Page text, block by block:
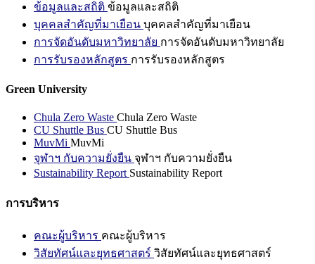
ข้อมูลและสถิติ ข้อมูลและสถิติ
บุคคลสำคัญที่มาเยือน บุคคลสำคัญที่มาเยือน
การจัดอันดับมหาวิทยาลัย การจัดอันดับมหาวิทยาลัย
การรับรองหลักสูตร การรับรองหลักสูตร
Green University
Chula Zero Waste Chula Zero Waste
CU Shuttle Bus CU Shuttle Bus
MuvMi MuvMi
จุฬาฯ กับความยั่งยืน จุฬาฯ กับความยั่งยืน
Sustainability Report Sustainability Report
การบริหาร
คณะผู้บริหาร คณะผู้บริหาร
วิสัยทัศน์และยุทธศาสตร์ วิสัยทัศน์และยุทธศาสตร์